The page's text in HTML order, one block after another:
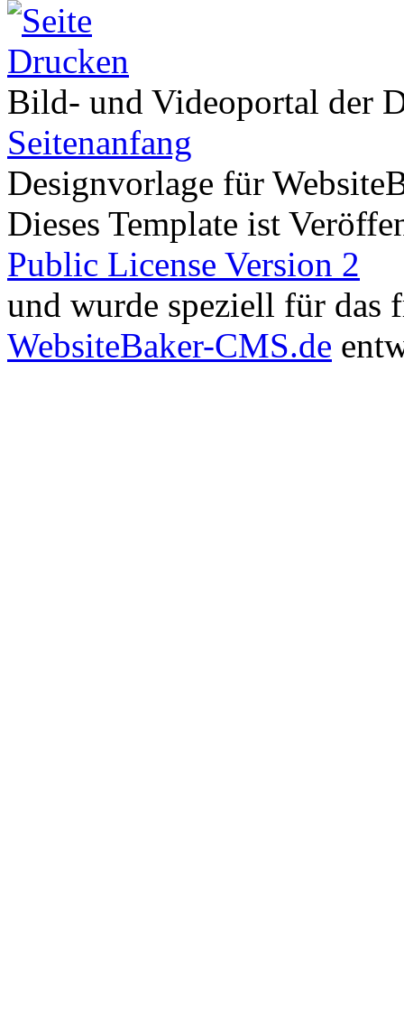
Bild- und Videoportal der
Seitenanfang
Designvorlage für
Dieses Template ist
Public License Version 2
und wurde speziell für das
WebsiteBaker-CMS.de